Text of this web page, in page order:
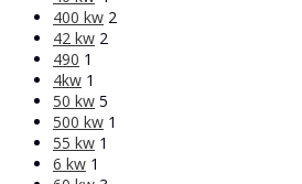
400 kw 2
42 kw 2
490 1
4kw 1
50 kw 5
500 kw 1
55 kw 1
6 kw 1